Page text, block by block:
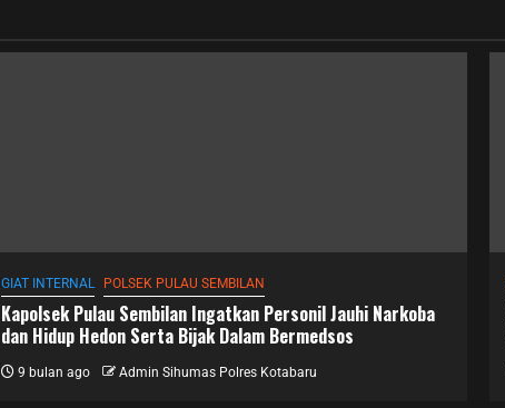
GIAT INTERNAL POLSEK PULAU SEMBILAN
Kapolsek Pulau Sembilan Ingatkan Personil Jauhi Narkoba
dan Hidup Hedon Serta Bijak Dalam Bermedsos
9 bulan ago Admin Sihumas Polres Kotabaru